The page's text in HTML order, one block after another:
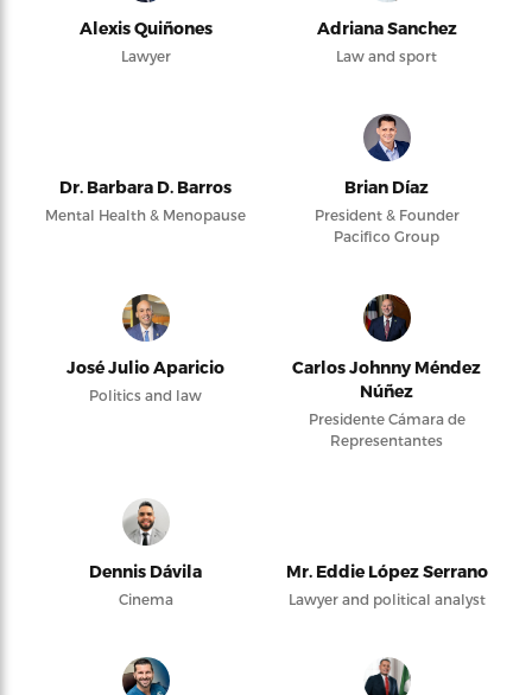
Alexis Quiñones
Lawyer
Adriana Sanchez
Law and sport
Dr. Barbara D. Barros
Mental Health & Menopause
Brian Díaz
President & Founder
Pacifico Group
José Julio Aparicio
Politics and law
Carlos Johnny Méndez
Núñez
Presidente Cámara de
Representantes
Dennis Dávila
Cinema
Mr. Eddie López Serrano
Lawyer and political analyst